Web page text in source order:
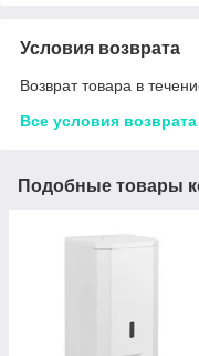
Условия возврата
Возврат товара в
Все условия возврата
Подобные товары